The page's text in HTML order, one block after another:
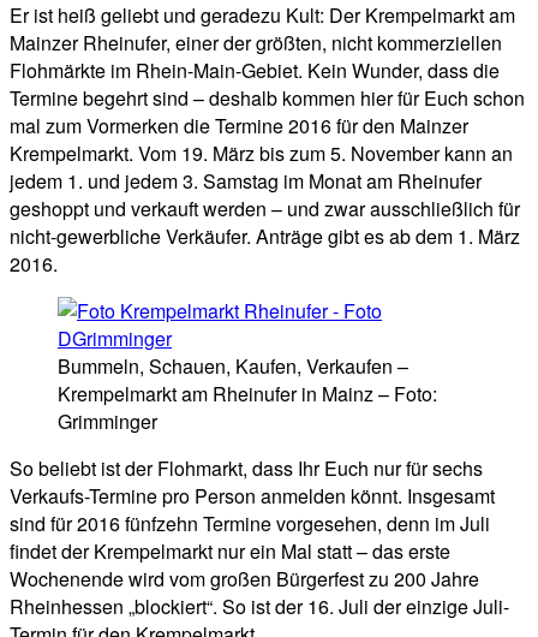
Er ist heiß geliebt und geradezu Kult: Der Krempelmarkt am
Mainzer Rheinufer, einer der größten, nicht kommerziellen
Flohmärkte im Rhein-Main-Gebiet. Kein Wunder, dass die
Termine begehrt sind – deshalb kommen hier für Euch schon
mal zum Vormerken die Termine 2016 für den Mainzer
Krempelmarkt. Vom 19. März bis zum 5. November kann an
jedem 1. und jedem 3. Samstag im Monat am Rheinufer
geshoppt und verkauft werden – und zwar ausschließlich für
nicht-gewerbliche Verkäufer. Anträge gibt es ab dem 1. März
2016.
Bummeln, Schauen, Kaufen, Verkaufen –
Krempelmarkt am Rheinufer in Mainz – Foto:
Grimminger
So beliebt ist der Flohmarkt, dass Ihr Euch nur für sechs
Verkaufs-Termine pro Person anmelden könnt. Insgesamt
sind für 2016 fünfzehn Termine vorgesehen, denn im Juli
findet der Krempelmarkt nur ein Mal statt – das erste
Wochenende wird vom großen Bürgerfest zu 200 Jahre
Rheinhessen „blockiert“. So ist der 16. Juli der einzige Juli-